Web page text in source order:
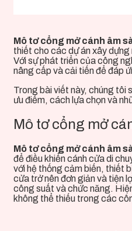
Mô tơ cổng mở cánh âm
thiết cho các dự án xây
Với sự phát triển của công
nâng cấp và cải tiến để đáp
Trong bài viết này, chúng tôi
ưu điểm, cách lựa chọn và
Mô tơ cổng mở
Mô tơ cổng mở cánh âm
để điều khiển cánh cửa di
với hệ thống cảm biến, thiết
cửa trở nên đơn giản và tiện
công suất và chức năng.
không thể thiếu trong các